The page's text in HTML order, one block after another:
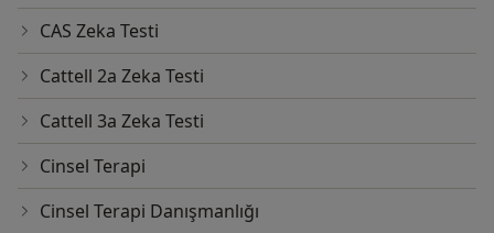
CAS Zeka Testi
Cattell 2a Zeka Testi
Cattell 3a Zeka Testi
Cinsel Terapi
Cinsel Terapi Danışmanlığı